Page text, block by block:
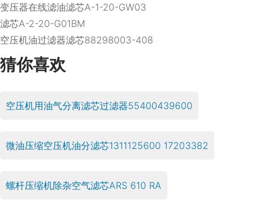
变压器在线滤油滤芯A-1-20-GW03
滤芯A-2-20-G01BM
空压机油过滤器滤芯88298003-408
猜你喜欢
空压机用油气分离滤芯过滤器55400439600
微油压缩空压机油分滤芯1311125600 17203382
螺杆压缩机除杂空气滤芯ARS 610 RA